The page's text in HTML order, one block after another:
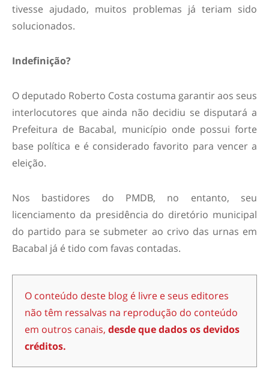
tivesse ajudado, muitos problemas já teriam sido
solucionados.
Indefinição?
O deputado Roberto Costa costuma garantir aos seus
interlocutores que ainda não decidiu se disputará a
Prefeitura de Bacabal, município onde possui forte
base política e é considerado favorito para vencer a
eleição.
Nos bastidores do PMDB, no entanto, seu
licenciamento da presidência do diretório municipal
do partido para se submeter ao crivo das urnas em
Bacabal já é tido com favas contadas.
O conteúdo deste blog é livre e seus editores
não têm ressalvas na reprodução do conteúdo
em outros canais, desde que dados os devidos
créditos.